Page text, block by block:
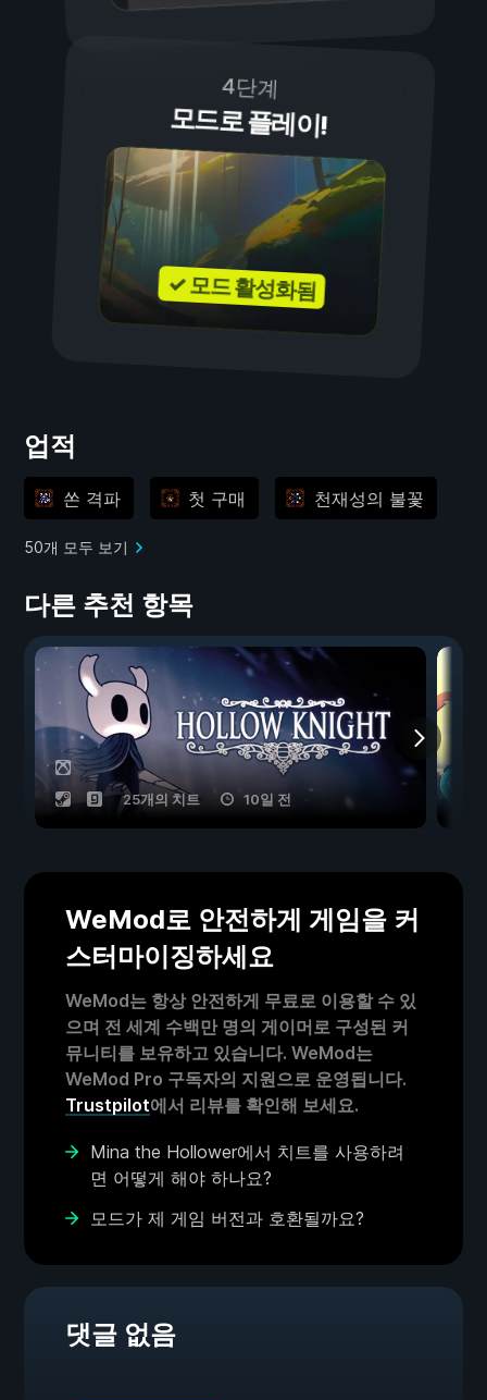
4단계
모드로 플레이!
✓ 모드 활성화됨
업적
쏜 격파 첫 구매 천재성의 불꽃
50개 모두 보기
다른 추천 항목
25개의 치트 10일 전
WeMod로 안전하게 게임을 커
스터마이징하세요
WeMod는 항상 안전하게 무료로 이용할 수 있
으며 전 세계 수백만 명의 게이머로 구성된 커
뮤니티를 보유하고 있습니다. WeMod는
WeMod Pro 구독자의 지원으로 운영됩니다.
Trustpilot에서 리뷰를 확인해 보세요.
Mina the Hollower에서 치트를 사용하려
면 어떻게 해야 하나요?
모드가 제 게임 버전과 호환될까요?
댓글 없음